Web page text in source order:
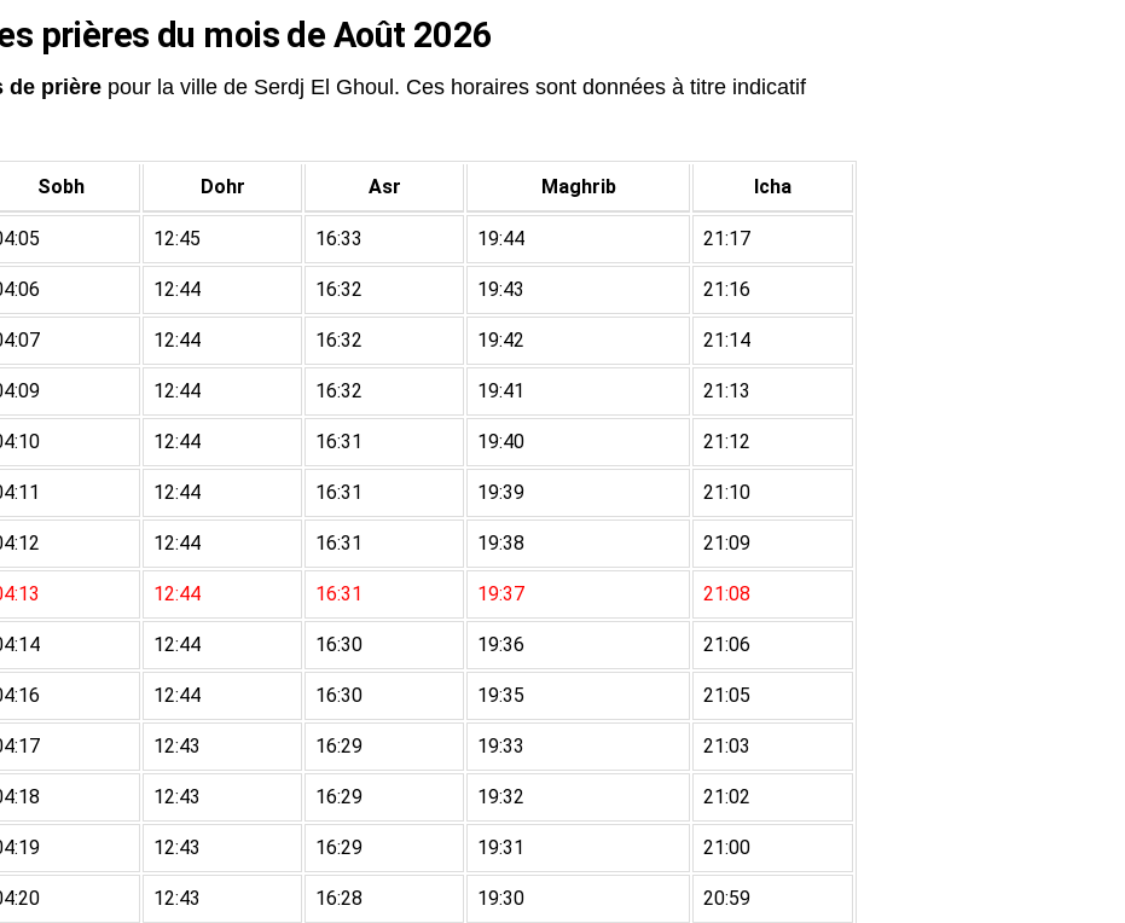
prières du mois de Août 2026
de prière pour la ville de Serdj El Ghoul. Ces horaires sont données à titre indicatif
Sobh Dohr Asr Maghrib Icha
12:45 16:33 19:44 21:17
12:44 16:32 19:43 21:16
12:44 16:32 19:42 21:14
12:44 16:32 19:41 21:13
12:44 16:31 19:40 21:12
12:44 16:31 19:39 21:10
12:44 16:31 19:38 21:09
12:44 16:31 19:37 21:08
12:44 16:30 19:36 21:06
12:44 16:30 19:35 21:05
12:43 16:29 19:33 21:03
12:43 16:29 19:32 21:02
12:43 16:29 19:31 21:00
12:43 16:28 19:30 20:59